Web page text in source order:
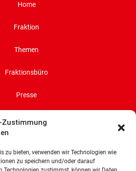
Zustimmung
zu bieten, verwenden wir Technologien wie
zu speichern und/oder darauf
Home
Fraktion
Themen
Fraktionsbüro
Presse
Impressum
Richtlinie (EU)